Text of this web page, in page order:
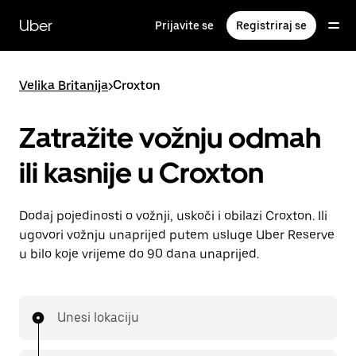
glavni
sadržaj
Uber Prijavite se Registriraj se
Velika Britanija>Croxton
Zatražite vožnju odmah
ili kasnije u Croxton
Dodaj pojedinosti o vožnji, uskoči i obilazi Croxton. Ili
ugovori vožnju unaprijed putem usluge Uber Reserve
u bilo koje vrijeme do 90 dana unaprijed.
Unesi lokaciju